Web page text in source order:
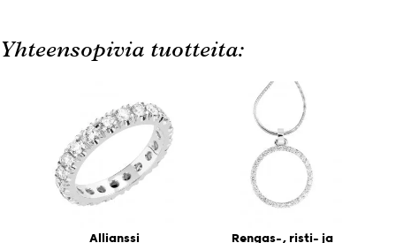
Yhteensopivia tuotteita:
Allianssi
Rengas-, risti- ja